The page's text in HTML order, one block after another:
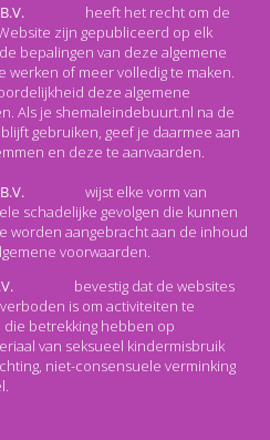
heeft het recht om de
zijn gepubliceerd op elk
bepalingen van deze algemene
werken of meer volledig te maken.
deze algemene
Als je shemaleindebuurt.nl na de
gebruiken, geef je daarmee aan
en deze te aanvaarden.
wijst elke vorm van
schadelijke gevolgen die kunnen
worden aangebracht aan de inhoud
voorwaarden.
bevestig dat de websites
is om activiteiten te
betrekking hebben op
van seksueel kindermisbruik
niet-consensuele verminking